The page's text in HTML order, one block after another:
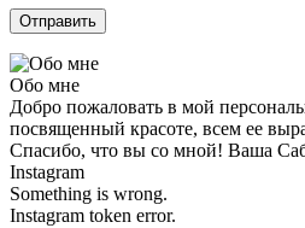
Обо мне
Добро пожаловать в мой
посвященный красоте, всем ее
Спасибо, что вы со мной! Ваша
Instagram
Something is wrong.
Instagram token error.